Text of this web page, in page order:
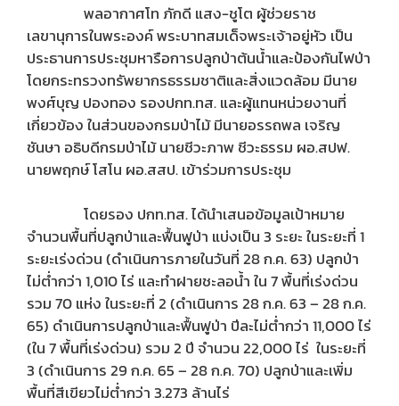
พลอากาศโท ภักดี แสง-ชูโต ผู้ช่วยราช
เลขานุการในพระองค์ พระบาทสมเด็จพระเจ้าอยู่หัว เป็น
ประธานการประชุมหารือการปลูกป่าต้นน้ำและป้องกันไฟป่า
โดยกระทรวงทรัพยากรธรรมชาติและสิ่งแวดล้อม มีนาย
พงศ์บุญ ปองทอง รองปกท.ทส. และผู้แทนหน่วยงานที่
เกี่ยวข้อง ในส่วนของกรมป่าไม้ มีนายอรรถพล เจริญ
ชันษา อธิบดีกรมป่าไม้ นายชีวะภาพ ชีวะธรรม ผอ.สปฟ.
นายพฤกษ์ โสโน ผอ.สสป. เข้าร่วมการประชุม
โดยรอง ปกท.ทส. ได้นำเสนอข้อมูลเป้าหมาย
จำนวนพื้นที่ปลูกป่าและฟื้นฟูป่า แบ่งเป็น 3 ระยะ ในระยะที่ 1
ระยะเร่งด่วน (ดำเนินการภายในวันที่ 28 ก.ค. 63) ปลูกป่า
ไม่ต่ำกว่า 1,010 ไร่ และทำฝายชะลอน้ำ ใน 7 พื้นที่เร่งด่วน
รวม 70 แห่ง ในระยะที่ 2 (ดำเนินการ 28 ก.ค. 63 – 28 ก.ค.
65) ดำเนินการปลูกป่าและฟื้นฟูป่า ปีละไม่ต่ำกว่า 11,000 ไร่
(ใน 7 พื้นที่เร่งด่วน) รวม 2 ปี จำนวน 22,000 ไร่ ในระยะที่
3 (ดำเนินการ 29 ก.ค. 65 – 28 ก.ค. 70) ปลูกป่าและเพิ่ม
พื้นที่สีเขียวไม่ต่ำกว่า 3.273 ล้านไร่